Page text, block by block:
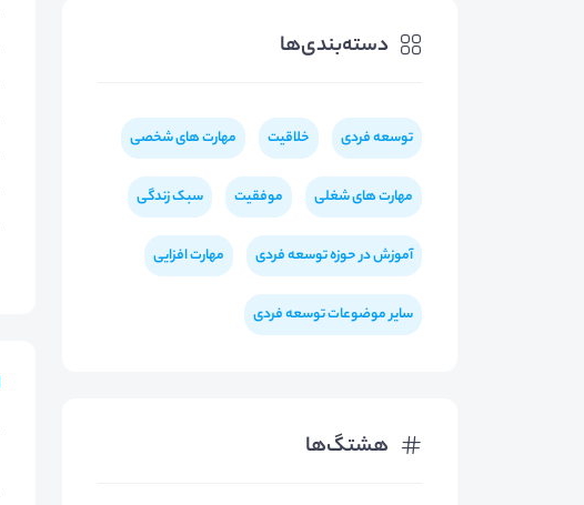
دسته‌بندی‌ها
توسعه فردی خلاقیت مهارت های شخصی
مهارت های شغلی موفقیت سبک زندگی
آموزش در حوزه توسعه فردی مهارت افزایی
سایر موضوعات توسعه فردی
هشتگ‌ها